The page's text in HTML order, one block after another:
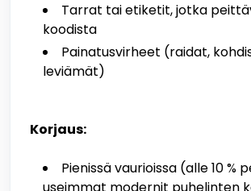
Tarrat tai etiketit, jotka
koodista
Painatusvirheet (raidat,
leviämät)
Korjaus:
Pienissä vaurioissa (alle 10 %